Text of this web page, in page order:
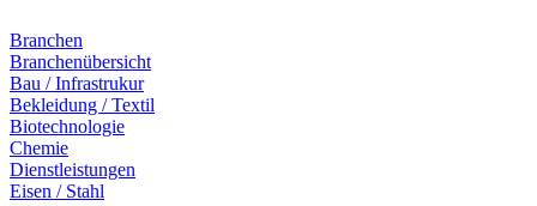
Branchen
Branchenübersicht
Bau / Infrastrukur
Bekleidung / Textil
Biotechnologie
Chemie
Dienstleistungen
Eisen / Stahl